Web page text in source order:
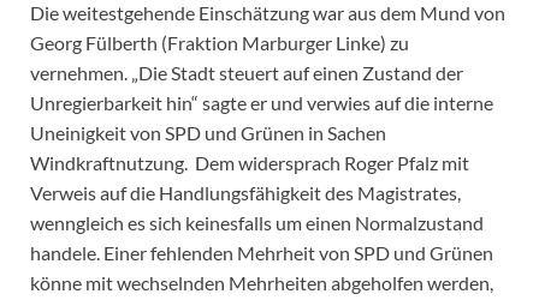
Die weitestgehende Einschätzung war aus dem Mund von
Georg Fülberth (Fraktion Marburger Linke) zu
vernehmen. „Die Stadt steuert auf einen Zustand der
Unregierbarkeit hin“ sagte er und verwies auf die interne
Uneinigkeit von SPD und Grünen in Sachen
Windkraftnutzung. Dem widersprach Roger Pfalz mit
Verweis auf die Handlungsfähigkeit des Magistrates,
wenngleich es sich keinesfalls um einen Normalzustand
handele. Einer fehlenden Mehrheit von SPD und Grünen
könne mit wechselnden Mehrheiten abgeholfen werden,